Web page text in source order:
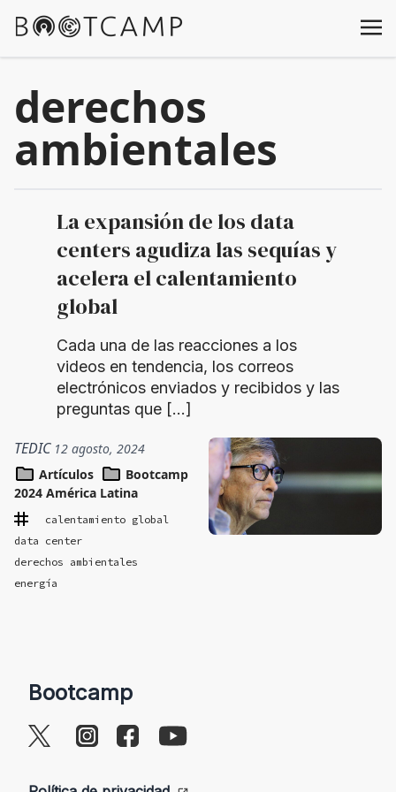
derechos
ambientales
La expansión de los data
centers agudiza las sequías y
acelera el calentamiento
global
Cada una de las reacciones a los
videos en tendencia, los correos
electrónicos enviados y recibidos y las
preguntas que […]
TEDIC 12 agosto, 2024
Artículos
Bootcamp
2024 América Latina
calentamiento global
data center
derechos ambientales
energía
Bootcamp